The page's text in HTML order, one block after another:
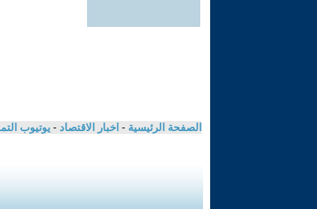
الصفحة الرئيسية - اخبار الاقتصاد - يوتيوب